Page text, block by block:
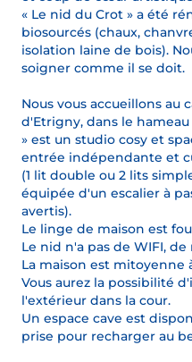
« Le nid du Crot » a été
biosourcés (chaux,
isolation laine de bois).
soigner comme il se doit.
Nous vous accueillons au
d'Etrigny, dans le
» est un studio cosy et
entrée indépendante et
(1 lit double ou 2 lits
équipée d'un escalier à
avertis).
Le linge de maison est
Le nid n'a pas de WIFI,
La maison est mitoyenne
Vous aurez la possibilité
l'extérieur dans la cour.
Un espace cave est
prise pour recharger au